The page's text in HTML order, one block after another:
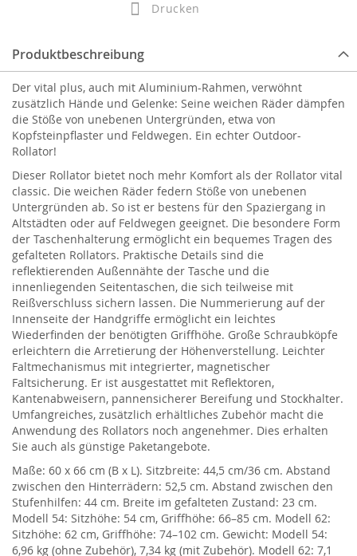
Drucken
Produktbeschreibung
Der vital plus, auch mit Aluminium-Rahmen, verwöhnt
zusätzlich Hände und Gelenke: Seine weichen Räder dämpfen
die Stöße von unebenen Untergründen, etwa von
Kopfsteinpflaster und Feldwegen. Ein echter Outdoor-
Rollator!
Dieser Rollator bietet noch mehr Komfort als der Rollator vital
classic. Die weichen Räder federn Stöße von unebenen
Untergründen ab. So ist er bestens für den Spaziergang in
Altstädten oder auf Feldwegen geeignet. Die besondere Form
der Taschenhalterung ermöglicht ein bequemes Tragen des
gefalteten Rollators. Praktische Details sind die
reflektierenden Außennähte der Tasche und die
innenliegenden Seitentaschen, die sich teilweise mit
Reißverschluss sichern lassen. Die Nummerierung auf der
Innenseite der Handgriffe ermöglicht ein leichtes
Wiederfinden der benötigten Griffhöhe. Große Schraubköpfe
erleichtern die Arretierung der Höhenverstellung. Leichter
Faltmechanismus mit integrierter, magnetischer
Faltsicherung. Er ist ausgestattet mit Reflektoren,
Kantenabweisern, pannensicherer Bereifung und Stockhalter.
Umfangreiches, zusätzlich erhältliches Zubehör macht die
Anwendung des Rollators noch angenehmer. Dies erhalten
Sie auch als günstige Paketangebote.
Maße: 60 x 66 cm (B x L). Sitzbreite: 44,5 cm/36 cm. Abstand
zwischen den Hinterrädern: 52,5 cm. Abstand zwischen den
Stufenhilfen: 44 cm. Breite im gefalteten Zustand: 23 cm.
Modell 54: Sitzhöhe: 54 cm, Griffhöhe: 66–85 cm. Modell 62:
Sitzhöhe: 62 cm, Griffhöhe: 74–102 cm. Gewicht: Modell 54:
6,96 kg (ohne Zubehör), 7,34 kg (mit Zubehör). Modell 62: 7,1